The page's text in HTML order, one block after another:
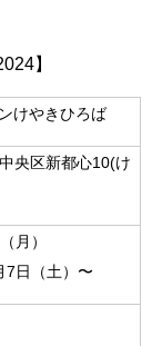
】
けやきひろば
央区新都心10(け
月）
7日（土）〜